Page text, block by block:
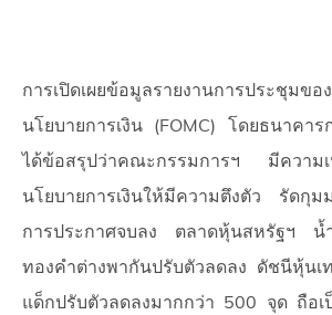
การเปิดเผยข้อมูลรายงานการประชุมข
นโยบายการเงิน (FOMC) โดยธนาคาร
ได้ข้อสรุปว่าคณะกรรมการฯ มีความเ
นโยบายการเงินให้มีความตึงตัว รัดกุ
การประกาศจบลง ตลาดหุ้นสหรัฐฯ
ทองคำต่างพากันปรับตัวลดลง ดัชนีหุ้นเ
แด็กปรับตัวลดลงมากกว่า 500 จุด ถือเ